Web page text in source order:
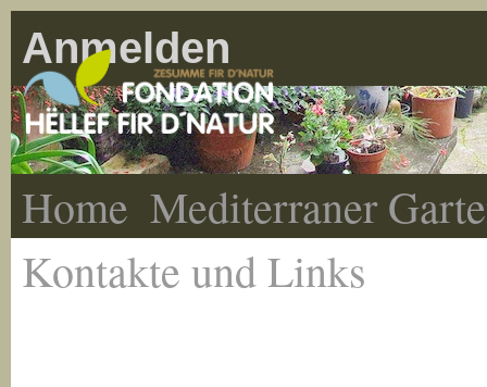
Anmelden
Home Mediterraner
Kontakte und Links